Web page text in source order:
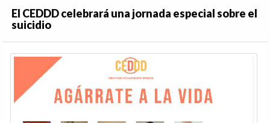
El CEDDD celebrará una jornada especial sobre el
suicidio